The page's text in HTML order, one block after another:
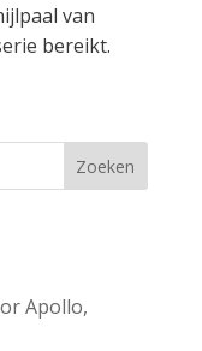
van
bereikt.
Zoeken
Apollo,